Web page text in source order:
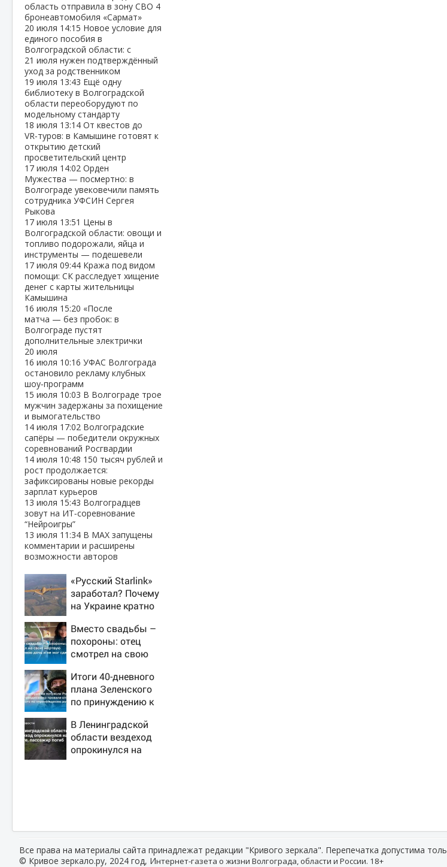
область отправила в зону СВО 4
бронеавтомобиля «Сармат»
20 июля 14:15 Новое условие для
единого пособия в
Волгоградской области: с
21 июля нужен подтверждённый
уход за родственником
19 июля 13:43 Ещё одну
библиотеку в Волгоградской
области переоборудуют по
модельному стандарту
18 июля 13:14 От квестов до
VR‑туров: в Камышине готовят к
открытию детский
просветительский центр
17 июля 14:02 Орден
Мужества — посмертно: в
Волгограде увековечили память
сотрудника УФСИН Сергея
Рыкова
17 июля 13:51 Цены в
Волгоградской области: овощи и
топливо подорожали, яйца и
инструменты — подешевели
17 июля 09:44 Кража под видом
помощи: СК расследует хищение
денег с карты жительницы
Камышина
16 июля 15:20 «После
матча — без пробок: в
Волгограде пустят
дополнительные электрички
20 июля
16 июля 10:16 УФАС Волгограда
остановило рекламу клубных
шоу‑программ
15 июля 10:03 В Волгограде трое
мужчин задержаны за похищение
и вымогательство
14 июля 17:02 Волгоградские
сапёры — победители окружных
соревнований Росгвардии
14 июля 10:48 150 тысяч рублей и
рост продолжается:
зафиксированы новые рекорды
зарплат курьеров
13 июля 15:43 Волгоградцев
зовут на ИТ‑соревнование
“Нейроигры”
13 июля 11:34 В МАХ запущены
комментарии и расширены
возможности авторов
«Русский Starlink»
заработал? Почему
на Украине кратно
точность попаданий
по объектам ВСУ
Вместо свадьбы –
похороны: отец
смотрел на свою
дочь и не мог
сдержать слезы
Итоги 40-дневного
плана Зеленского
по принуждению к
Россия, полный
разбор провала
операции Украины
В Ленинградской
области вездеход
опрокинулся на
Все права на материалы сайта принадлежат редакции "Кривого зеркала". Перепечатка допустима
© Кривое зеркало.ру, 2024 год, Интернет-газета о жизни Волгограда, области и России. 18+